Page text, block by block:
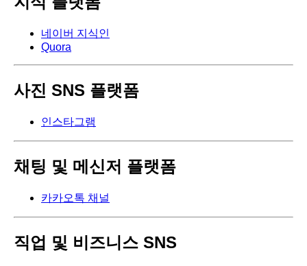
네이버 지식인
Quora
사진 SNS 플랫폼
인스타그램
채팅 및 메신저 플랫폼
카카오톡 채널
직업 및 비즈니스 SNS